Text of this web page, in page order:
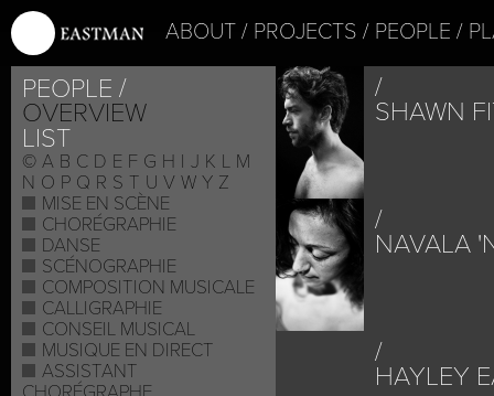
ABOUT PROJECTS PEOPLE
PEOPLE
OVERVIEW
LIST
© A B C D E F G H I J K L M
N O P Q R S T U V W Y Z
MISE EN SCÈNE
CHORÉGRAPHIE
DANSE
SCÉNOGRAPHIE
COMPOSITION MUSICALE
CALLIGRAPHIE
CONSEIL MUSICAL
MUSIQUE EN DIRECT
ASSISTANT
SHAWN
NAVALA
HAYLEY